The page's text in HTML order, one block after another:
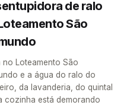
de ralo
São
no Loteamento São
e a água do ralo do
da lavanderia, do quintal
cozinha está demorando